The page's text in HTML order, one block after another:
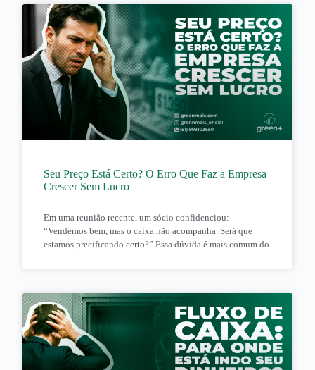
Seu Preço Está Certo? O Erro Que Faz a Empresa
Crescer Sem Lucro
Em uma reunião recente, um sócio confidenciou:
“Vendemos bem, mas o caixa não acompanha. Será que
estamos precificando certo?” Essa dúvida é mais comum do